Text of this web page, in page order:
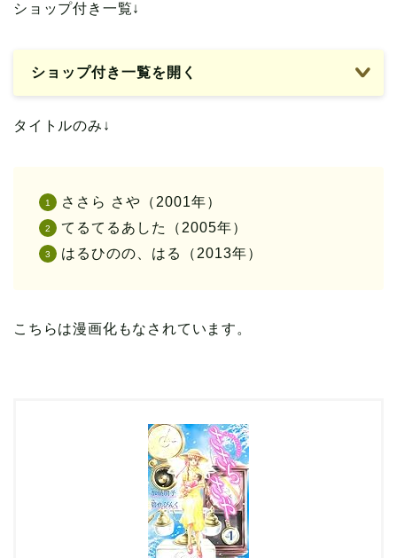
ショップ付き一覧↓
ショップ付き一覧を開く
タイトルのみ↓
ささら さや（2001年）
てるてるあした（2005年）
はるひのの、はる（2013年）
こちらは漫画化もなされています。